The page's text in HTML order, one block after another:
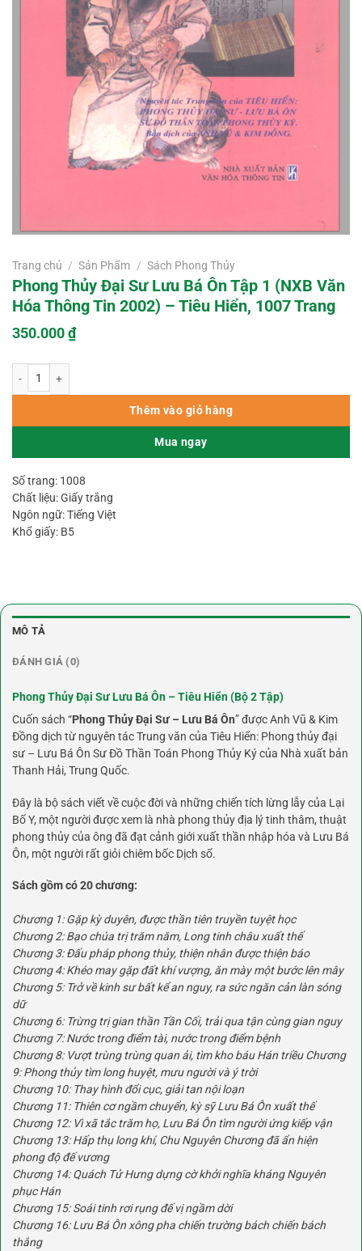
Trang chủ / Sản Phẩm / Sách Phong Thủy
Phong Thủy Đại Sư Lưu Bá Ôn Tập 1 (NXB Văn
Hóa Thông Tin 2002) – Tiêu Hiển, 1007 Trang
350.000₫
Thêm vào giỏ hàng
Mua ngay
Số trang: 1008
Chất liệu: Giấy trắng
Ngôn ngữ: Tiếng Việt
Khổ giấy: B5
MÔ TẢ
ĐÁNH GIÁ (0)
Phong Thủy Đại Sư Lưu Bá Ôn – Tiêu Hiển (Bộ 2 Tập)
Cuốn sách “Phong Thủy Đại Sư – Lưu Bá Ôn” được Anh Vũ & Kim
Đồng dịch từ nguyên tác Trung văn của Tiêu Hiển: Phong thủy đại
sư – Lưu Bá Ôn Sư Đồ Thần Toán Phong Thủy Ký của Nhà xuất bản
Thanh Hải, Trung Quốc.
Đây là bộ sách viết về cuộc đời và những chiến tích lừng lẫy của Lại
Bố Y, một người được xem là nhà phong thủy địa lý tinh thâm, thuật
phong thủy của ông đã đạt cảnh giới xuất thần nhập hóa và Lưu Bá
Ôn, một người rất giỏi chiêm bốc Dịch số.
Sách gồm có 20 chương:
Chương 1: Gặp kỳ duyên, được thần tiên truyền tuyệt học
Chương 2: Bạo chúa trị trăm năm, Long tinh châu xuất thế
Chương 3: Đấu pháp phong thủy, thiện nhân được thiện báo
Chương 4: Khéo may gặp đất khí vượng, ăn mày một bước lên mây
Chương 5: Trở về kinh sư bất kể an nguy, ra sức ngăn cản làn sóng
dữ
Chương 6: Trừng trị gian thần Tần Cối, trải qua tận cùng gian nguy
Chương 7: Nước trong điểm tài, nước trong điểm bệnh
Chương 8: Vượt trùng trùng quan ải, tìm kho báu Hán triều Chương
9: Phong thủy tìm long huyệt, mưu người và ý trời
Chương 10: Thay hình đổi cục, giải tan nội loạn
Chương 11: Thiên cơ ngầm chuyển, kỳ sỹ Lưu Bá Ôn xuất thế
Chương 12: Vì xã tắc trăm họ, Lưu Bá Ôn tìm người ứng kiếp vận
Chương 13: Hấp thụ long khí, Chu Nguyên Chương đã ẩn hiện
phong độ đế vương
Chương 14: Quách Tử Hưng dựng cờ khởi nghĩa kháng Nguyên
phục Hán
Chương 15: Soái tinh rơi rụng đế vị ngầm dời
Chương 16: Lưu Bá Ôn xông pha chiến trường bách chiến bách
thắng